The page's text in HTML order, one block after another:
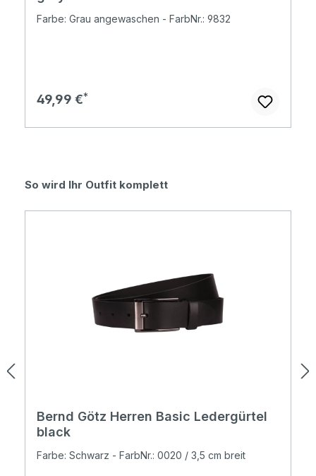
Farbe: Grau angewaschen - FarbNr.: 9832
Regulärer Preis:
49,99 €
Produktgalerie überspringen
So wird Ihr Outfit komplett
Bernd Götz Herren Basic Ledergürtel
black
Farbe: Schwarz - FarbNr.: 0020 / 3,5 cm breit